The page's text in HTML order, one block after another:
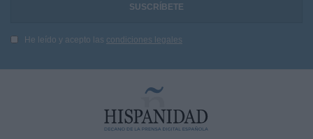
He leído y acepto las condiciones legales